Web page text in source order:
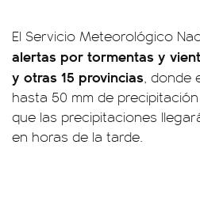
El Servicio Meteorológico
alertas por tormentas y
y otras 15 provincias, donde
hasta 50 mm de
que las precipitaciones
en horas de la tarde.